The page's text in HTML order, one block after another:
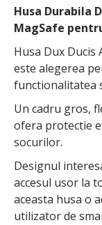
Husa Durabila
MagSafe
Husa Dux Ducis
este alegerea
functionalitatea
Un cadru gros,
ofera protectie
socurilor.
Designul
accesul usor la
aceasta husa o
utilizator de